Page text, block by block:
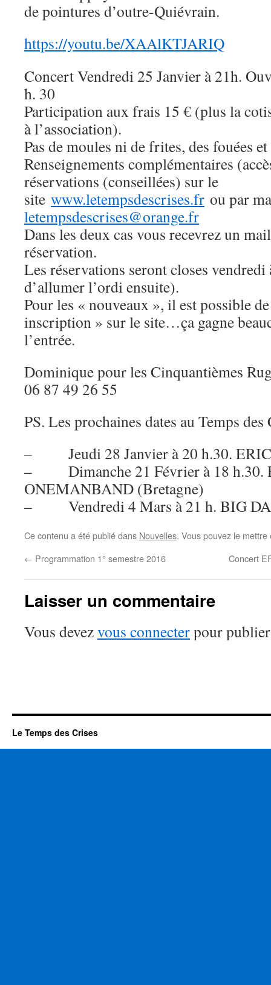
de pointures d’outre-Quiévrain.
https://youtu.be/XAAlKTJARIQ
Concert Vendredi 25 Janvier à 21h.
h. 30
Participation aux frais 15 € (plus la
à l’association).
Pas de moules ni de frites, des fouées
Renseignements complémentaires
réservations (conseillées) sur le
site www.letempsdescrises.fr ou par
letempsdescrises@orange.fr
Dans les deux cas vous recevrez un
réservation.
Les réservations seront closes
d’allumer l’ordi ensuite).
Pour les « nouveaux », il est possible
inscription » sur le site…ça gagne
l’entrée.
Dominique pour les Cinquantièmes
06 87 49 26 55
PS. Les prochaines dates au Temps
– Jeudi 28 Janvier à 20 h.30.
– Dimanche 21 Février à 18 h.30.
ONEMANBAND (Bretagne)
– Vendredi 4 Mars à 21 h. BIG
Ce contenu a été publié dans Nouvelles. Vous pouvez le
← Programmation 1° semestre 2016 Concert
Laisser un commentaire
Vous devezvous connecterpour
Le Temps des Crises